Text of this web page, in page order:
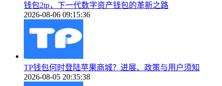
钱包2tp，下一代数字资产钱包的革新之路
2026-08-06 09:15:36
TP钱包何时登陆苹果商城？进展、政策与用户须知
2026-08-05 20:35:38